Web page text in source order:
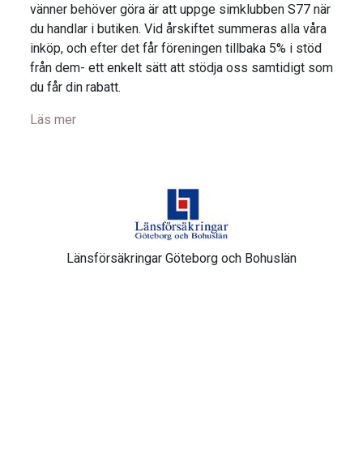
vänner behöver göra är att uppge simklubben S77 när
du handlar i butiken. Vid årskiftet summeras alla våra
inköp, och efter det får föreningen tillbaka 5% i stöd
från dem- ett enkelt sätt att stödja oss samtidigt som
du får din rabatt.
Läs mer
Länsförsäkringar Göteborg och Bohuslän